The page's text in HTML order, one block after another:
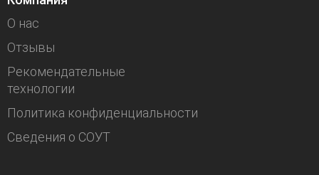
О нас
Отзывы
Рекомендательные
технологии
Политика конфиденциальности
Сведения о СОУТ